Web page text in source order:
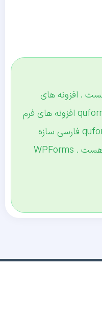
. افزونه های
WPForms و quform افزونه های فرم
ساز هستند. quform فارسی سازه
شده در سایت هست . WPForms